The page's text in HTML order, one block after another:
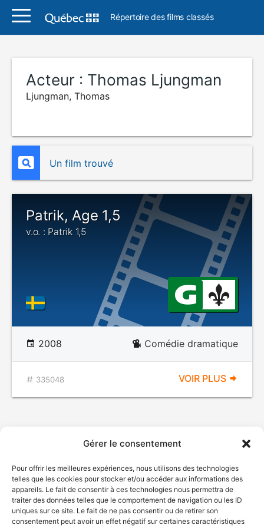
Gérer le consentement
Pour offrir les meilleures expériences, nous utilisons des technologies
telles que les cookies pour stocker et/ou accéder aux informations des
appareils. Le fait de consentir à ces technologies nous permettra de
traiter des données telles que le comportement de navigation ou les ID
uniques sur ce site. Le fait de ne pas consentir ou de retirer son
consentement peut avoir un effet négatif sur certaines caractéristiques
Répertoire des films classés
Acteur : Thomas Ljungman
Ljungman, Thomas
Un film trouvé
Patrik, Age 1,5
v.o. : Patrik 1,5
2008 Comédie dramatique
335048 VOIR PLUS